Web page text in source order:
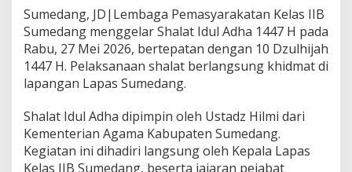
e
r
k
u
a
t
a
i
K
Sumedang, JD|Lembaga Pemasyarakatan Kelas IIB
Sumedang menggelar Shalat Idul Adha 1447 H pada
Rabu, 27 Mei 2026, bertepatan dengan 10 Dzulhijah
1447 H. Pelaksanaan shalat berlangsung khidmat di
lapangan Lapas Sumedang.
Shalat Idul Adha dipimpin oleh Ustadz Hilmi dari
Kementerian Agama Kabupaten Sumedang.
Kegiatan ini dihadiri langsung oleh Kepala Lapas
Kelas IIB Sumedang, beserta jajaran pejabat